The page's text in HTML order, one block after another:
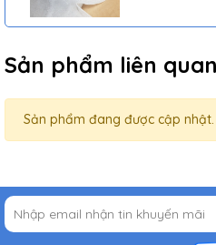
Sản phẩm liên quan
Sản phẩm đang được cập nhật.